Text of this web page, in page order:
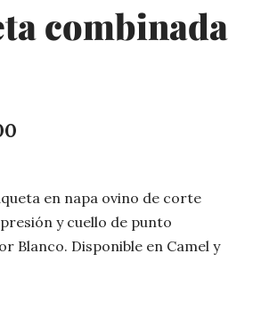
combinada
en napa ovino de corte
y cuello de punto
Blanco. Disponible en Camel y